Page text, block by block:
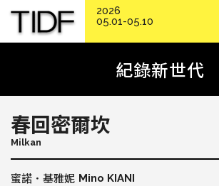
紀錄新世代
春回密爾坎
Milkan
蜜諾．基雅妮 Mino KIANI
2026
05.01-05.10